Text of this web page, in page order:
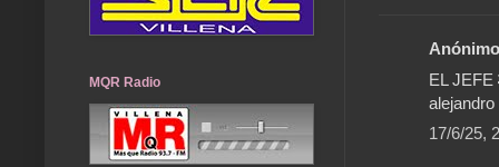
EL JEFE
alejandro
17/6/25,
MQR Radio